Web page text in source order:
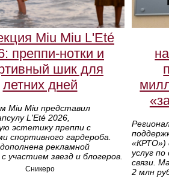
Miu Miu L'Eté
преппи-нотки и
шик для
летних дней
Miu Miu представил
L'Eté 2026,
эстетику преппи с
спортивного гардероба.
рекламной
участием звезд и блогеров.
Сникеро
«КРТО»)
услуг
связи.
2 млн